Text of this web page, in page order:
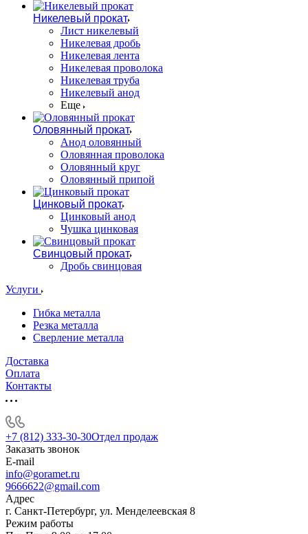
Никелевый прокат
Лист никелевый
Никелевая дробь
Никелевая лента
Никелевая проволока
Никелевая труба
Никелевый анод
Еще
Оловянный прокат
Анод оловянный
Оловянная проволока
Оловянный круг
Оловянный припой
Цинковый прокат
Цинковый анод
Чушка цинковая
Свинцовый прокат
Дробь свинцовая
Услуги
Гибка металла
Резка металла
Сверление металла
Доставка
Оплата
Контакты
+7 (812) 333-30-30Отдел продаж
Заказать звонок
E-mail
info@goramet.ru
9666622@gmail.com
Адрес
г. Санкт-Петербург, ул. Менделеевская 8
Режим работы